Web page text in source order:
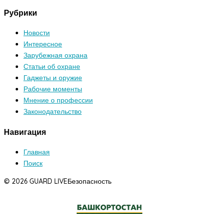
Рубрики
Новости
Интересное
Зарубежная охрана
Статьи об охране
Гаджеты и оружие
Рабочие моменты
Мнение о профессии
Законодательство
Навигация
Главная
Поиск
© 2026 GUARD LIVEБезопасность